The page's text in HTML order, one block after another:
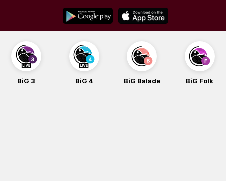
content
BiG 3 BiG 4 BiG Balade BiG Folk